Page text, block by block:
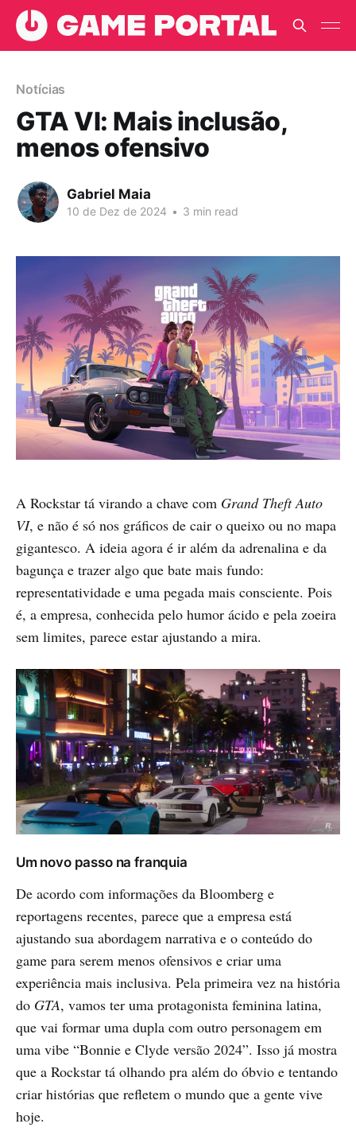
Notícias
GTA VI: Mais inclusão,
menos ofensivo
Gabriel Maia
10 de Dez de 2024 • 3 min read
A Rockstar tá virando a chave com Grand Theft Auto
VI, e não é só nos gráficos de cair o queixo ou no mapa
gigantesco. A ideia agora é ir além da adrenalina e da
bagunça e trazer algo que bate mais fundo:
representatividade e uma pegada mais consciente. Pois
é, a empresa, conhecida pelo humor ácido e pela zoeira
sem limites, parece estar ajustando a mira.
Um novo passo na franquia
De acordo com informações da Bloomberg e
reportagens recentes, parece que a empresa está
ajustando sua abordagem narrativa e o conteúdo do
game para serem menos ofensivos e criar uma
experiência mais inclusiva. Pela primeira vez na história
do GTA, vamos ter uma protagonista feminina latina,
que vai formar uma dupla com outro personagem em
uma vibe “Bonnie e Clyde versão 2024”. Isso já mostra
que a Rockstar tá olhando pra além do óbvio e tentando
criar histórias que refletem o mundo que a gente vive
hoje.